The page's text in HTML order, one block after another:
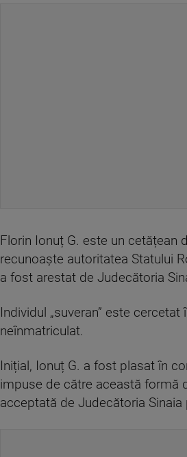
Florin Ionuț G. este un cetățean
recunoaște autoritatea Statului
a fost arestat de Judecătoria
Individul „suveran” este
neînmatriculat.
Inițial, Ionuț G. a fost plasat în
impuse de către această formă
acceptată de Judecătoria